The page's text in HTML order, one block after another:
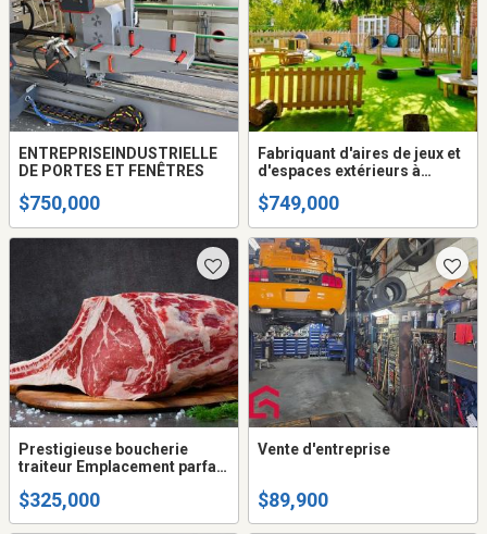
ENTREPRISEINDUSTRIELLE
DE PORTES ET FENÊTRES
$750,000
Fabriquant d'aires de jeux et
d'espaces extérieurs à
$749,000
Prestigieuse boucherie
traiteur Emplacement parfait
$325,000
Vente d'entreprise
$89,900